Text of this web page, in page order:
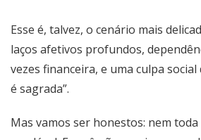
Esse é, talvez, o cenário mais
laços afetivos profundos,
vezes financeira, e uma culpa social
é sagrada”.
Mas vamos ser honestos: nem